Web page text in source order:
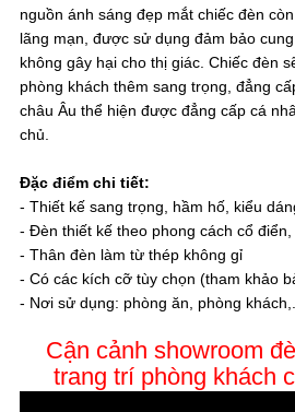
nguồn ánh sáng đẹp mắt chiếc đèn
lãng mạn, được sử dụng đảm bảo
không gây hại cho thị giác. Chiếc đèn
phòng khách thêm sang trọng, đẳng
châu Âu thể hiện được đẳng cấp cá
chủ.
Đặc điểm chi tiết:
- Thiết kế sang trọng, hầm hố, kiểu
- Đèn thiết kế theo phong cách cổ điển,
- Thân đèn làm từ thép không gỉ
- Có các kích cỡ tùy chọn (tham khảo
- Nơi sử dụng: phòng ăn, phòng khách,...
Cận cảnh showroom
trang trí phòng khách